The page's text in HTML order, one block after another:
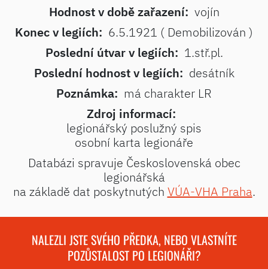
Hodnost v době zařazení: vojín
Konec v legiích: 6.5.1921 ( Demobilizován )
Poslední útvar v legiích: 1.stř.pl.
Poslední hodnost v legiích: desátník
Poznámka: má charakter LR
Zdroj informací:
legionářský poslužný spis
osobní karta legionáře
Databázi spravuje Československá obec
legionářská
na základě dat poskytnutých VÚA-VHA Praha.
NALEZLI JSTE SVÉHO PŘEDKA, NEBO VLASTNÍTE
POZŮSTALOST PO LEGIONÁŘI?